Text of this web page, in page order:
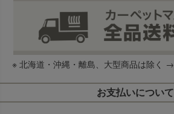
※ 北海道・沖縄・離島、大型商品は除く →
お支払いについて